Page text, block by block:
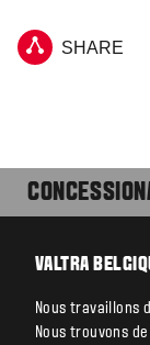
SHARE
VALTRA
Nous travaillons
Nous trouvons